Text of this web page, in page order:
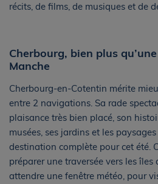
récits, de films, de musiques et de
Cherbourg, bien plus
Manche
Cherbourg-en-Cotentin mérite
entre 2 navigations. Sa rade
plaisance très bien placé, son
musées, ses jardins et les
destination complète pour cet été.
préparer une traversée vers les
attendre une fenêtre météo, pour